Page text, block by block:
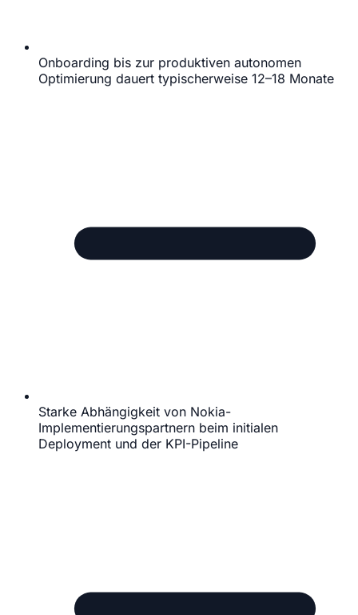
Onboarding bis zur produktiven autonomen
Optimierung dauert typischerweise 12–18 Monate
Starke Abhängigkeit von Nokia-
Implementierungspartnern beim initialen
Deployment und der KPI-Pipeline